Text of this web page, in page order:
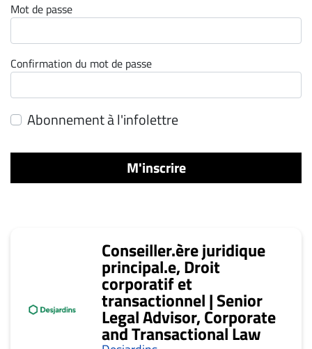
CABINETS
Espace
entreprises
Page
Publier
emploi
TROUVEZ-
NOUS
Mot de passe
Confirmation du mot de passe
Abonnement à l'infolettre
M'inscrire
Conseiller.ère juridique
principal.e, Droit
corporatif et
transactionnel | Senior
Legal Advisor, Corporate
and Transactional Law